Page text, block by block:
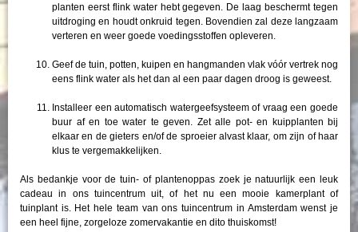
planten eerst flink water hebt gegeven. De laag beschermt tegen
uitdroging en houdt onkruid tegen. Bovendien zal deze langzaam
verteren en weer goede voedingsstoffen opleveren.
Geef de tuin, potten, kuipen en hangmanden vlak vóór vertrek nog
eens flink water als het dan al een paar dagen droog is geweest.
Installeer een automatisch watergeefsysteem of vraag een goede
buur af en toe water te geven. Zet alle pot- en kuipplanten bij
elkaar en de gieters en/of de sproeier alvast klaar, om zijn of haar
klus te vergemakkelijken.
Als bedankje voor de tuin- of plantenoppas zoek je natuurlijk een leuk
cadeau in ons tuincentrum uit, of het nu een mooie kamerplant of
tuinplant is. Het hele team van ons tuincentrum in Amsterdam wenst je
een heel fijne, zorgeloze zomervakantie en dito thuiskomst!